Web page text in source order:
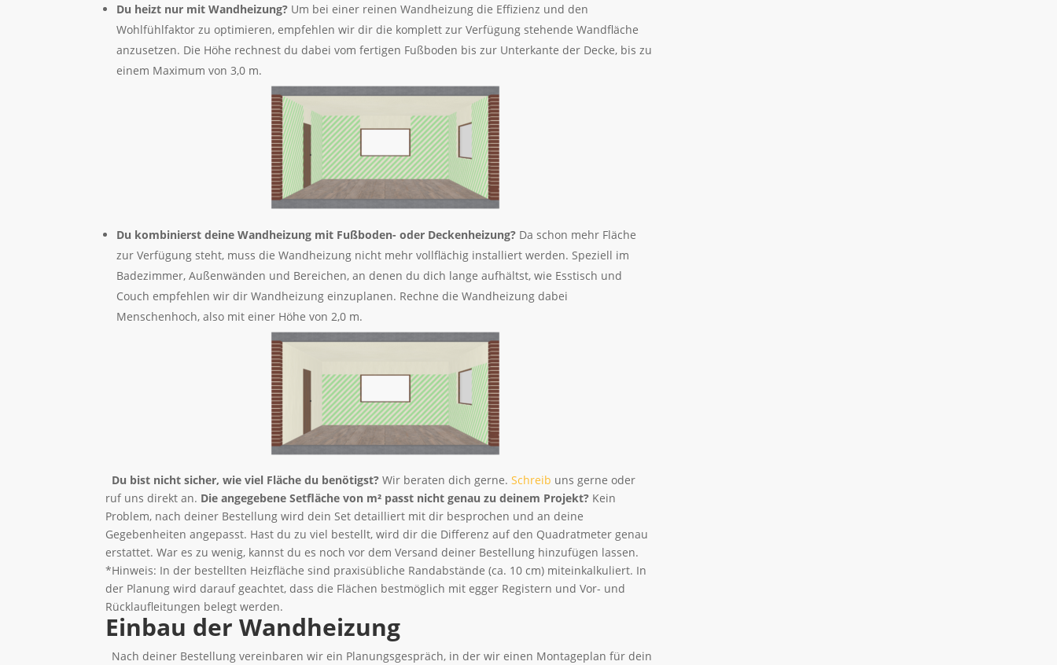
Du heizt nur mit Wandheizung? Um bei einer reinen Wandheizung die Effizienz und den
Wohlfühlfaktor zu optimieren, empfehlen wir dir die komplett zur Verfügung stehende Wandfläche
anzusetzen. Die Höhe rechnest du dabei vom fertigen Fußboden bis zur Unterkante der Decke, bis zu
einem Maximum von 3,0 m.
Du kombinierst deine Wandheizung mit Fußboden- oder Deckenheizung? Da schon mehr Fläche
zur Verfügung steht, muss die Wandheizung nicht mehr vollflächig installiert werden. Speziell im
Badezimmer, Außenwänden und Bereichen, an denen du dich lange aufhältst, wie Esstisch und
Couch empfehlen wir dir Wandheizung einzuplanen. Rechne die Wandheizung dabei
Menschenhoch, also mit einer Höhe von 2,0 m.
Du bist nicht sicher, wie viel Fläche du benötigst? Wir beraten dich gerne.Schreib uns gerne oder
ruf uns direkt an. Die angegebene Setfläche von m² passt nicht genau zu deinem Projekt? Kein
Problem, nach deiner Bestellung wird dein Set detailliert mit dir besprochen und an deine
Gegebenheiten angepasst. Hast du zu viel bestellt, wird dir die Differenz auf den Quadratmeter genau
erstattet. War es zu wenig, kannst du es noch vor dem Versand deiner Bestellung hinzufügen lassen.
*Hinweis: In der bestellten Heizfläche sind praxisübliche Randabstände (ca. 10 cm) miteinkalkuliert. In
der Planung wird darauf geachtet, dass die Flächen bestmöglich mit egger Registern und Vor- und
Rücklaufleitungen belegt werden.
Einbau der Wandheizung
Nach deiner Bestellung vereinbaren wir ein Planungsgespräch, in der wir einen Montageplan für dein